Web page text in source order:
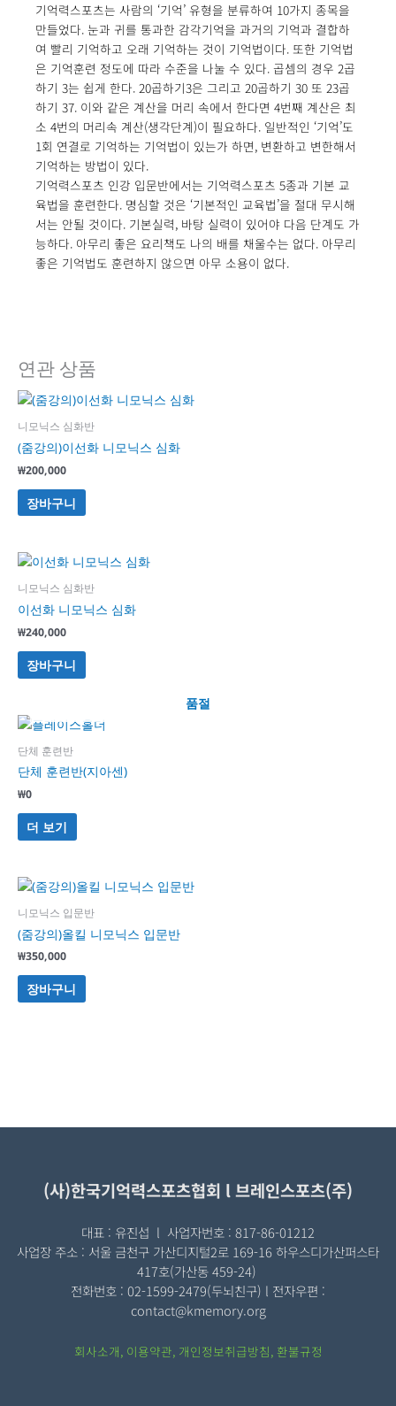
기억력스포츠는 사람의 ‘기억’ 유형을 분류하여 10가지 종목을
만들었다. 눈과 귀를 통과한 감각기억을 과거의 기억과 결합하
여 빨리 기억하고 오래 기억하는 것이 기억법이다. 또한 기억법
은 기억훈련 정도에 따라 수준을 나눌 수 있다. 곱셈의 경우 2곱
하기 3는 쉽게 한다. 20곱하기3은 그리고 20곱하기 30 또 23곱
하기 37. 이와 같은 계산을 머리 속에서 한다면 4번째 계산은 최
소 4번의 머리속 계산(생각단계)이 필요하다. 일반적인 ‘기억’도
1회 연결로 기억하는 기억법이 있는가 하면, 변환하고 변한해서
기억하는 방법이 있다.
기억력스포츠 인강 입문반에서는 기억력스포츠 5종과 기본 교
육법을 훈련한다. 명심할 것은 ‘기본적인 교육법’을 절대 무시해
서는 안될 것이다. 기본실력, 바탕 실력이 있어야 다음 단계도 가
능하다. 아무리 좋은 요리책도 나의 배를 채울수는 없다. 아무리
좋은 기억법도 훈련하지 않으면 아무 소용이 없다.
연관 상품
니모닉스 심화반
(줌강의)이선화 니모닉스 심화
₩200,000
장바구니
니모닉스 심화반
이선화 니모닉스 심화
₩240,000
장바구니
품절
단체 훈련반
단체 훈련반(지아센)
₩0
더 보기
니모닉스 입문반
(줌강의)올킬 니모닉스 입문반
₩350,000
장바구니
(사)한국기억력스포츠협회 l 브레인스포츠(주)
대표 : 유진섭 l 사업자번호 : 817-86-01212
사업장 주소 : 서울 금천구 가산디지털2로 169-16 하우스디가산퍼스타
417호(가산동 459-24)
전화번호 : 02-1599-2479(두뇌친구) l 전자우편 :
contact@kmemory.org
회사소개, 이용약관, 개인정보취급방침, 환불규정